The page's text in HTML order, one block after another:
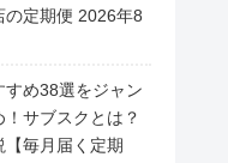
の定期便 2026年8
すめ38選をジャン
！サブスクとは？
【毎月届く定期